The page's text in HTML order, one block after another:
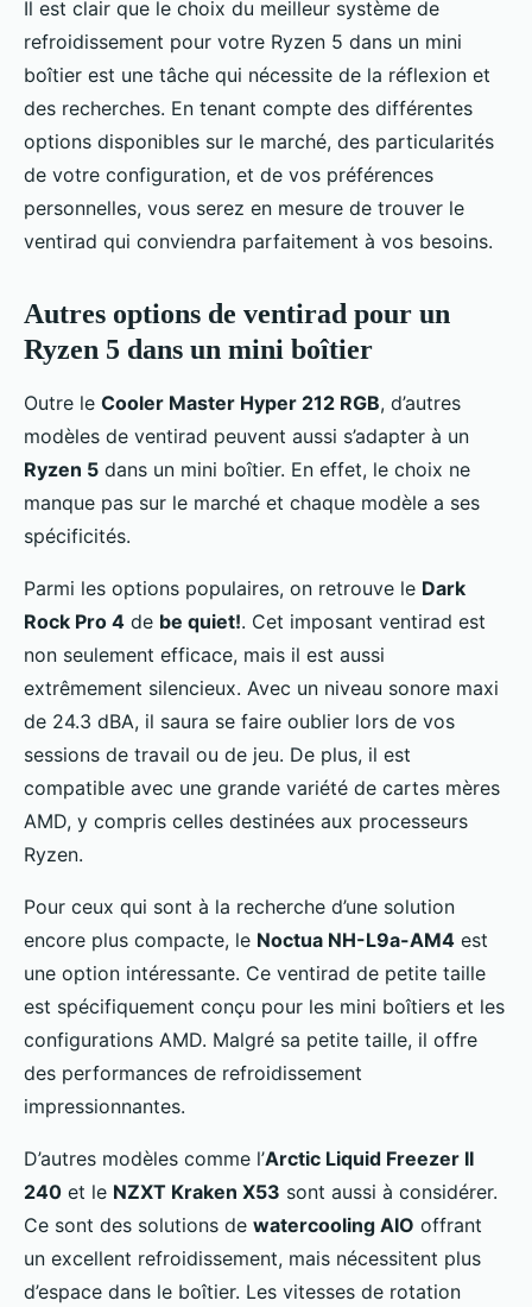
Il est clair que le choix du meilleur système de
refroidissement pour votre Ryzen 5 dans un mini
boîtier est une tâche qui nécessite de la réflexion et
des recherches. En tenant compte des différentes
options disponibles sur le marché, des particularités
de votre configuration, et de vos préférences
personnelles, vous serez en mesure de trouver le
ventirad qui conviendra parfaitement à vos besoins.
Autres options de ventirad pour un
Ryzen 5 dans un mini boîtier
Outre le Cooler Master Hyper 212 RGB, d’autres
modèles de ventirad peuvent aussi s’adapter à un
Ryzen 5 dans un mini boîtier. En effet, le choix ne
manque pas sur le marché et chaque modèle a ses
spécificités.
Parmi les options populaires, on retrouve le Dark
Rock Pro 4 de be quiet!. Cet imposant ventirad est
non seulement efficace, mais il est aussi
extrêmement silencieux. Avec un niveau sonore maxi
de 24.3 dBA, il saura se faire oublier lors de vos
sessions de travail ou de jeu. De plus, il est
compatible avec une grande variété de cartes mères
AMD, y compris celles destinées aux processeurs
Ryzen.
Pour ceux qui sont à la recherche d’une solution
encore plus compacte, le Noctua NH-L9a-AM4 est
une option intéressante. Ce ventirad de petite taille
est spécifiquement conçu pour les mini boîtiers et les
configurations AMD. Malgré sa petite taille, il offre
des performances de refroidissement
impressionnantes.
D’autres modèles comme l’Arctic Liquid Freezer II
240 et le NZXT Kraken X53 sont aussi à considérer.
Ce sont des solutions de watercooling AIO offrant
un excellent refroidissement, mais nécessitent plus
d’espace dans le boîtier. Les vitesses de rotation